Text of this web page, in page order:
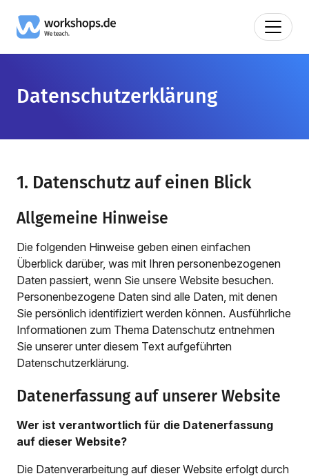
Datenschutzerklärung
1. Datenschutz auf einen Blick
Allgemeine Hinweise
Die folgenden Hinweise geben einen einfachen
Überblick darüber, was mit Ihren personenbezogenen
Daten passiert, wenn Sie unsere Website besuchen.
Personenbezogene Daten sind alle Daten, mit denen
Sie persönlich identifiziert werden können. Ausführliche
Informationen zum Thema Datenschutz entnehmen
Sie unserer unter diesem Text aufgeführten
Datenschutzerklärung.
Datenerfassung auf unserer Website
Wer ist verantwortlich für die Datenerfassung
auf dieser Website?
Die Datenverarbeitung auf dieser Website erfolgt durch